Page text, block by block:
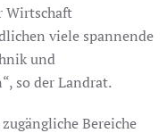
Wirtschaft
viele spannende
und
so der Landrat.
Bereiche